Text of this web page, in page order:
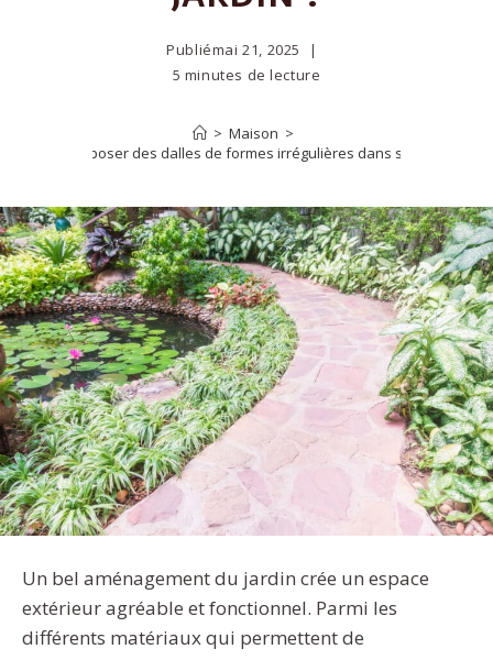
Publiémai 21, 2025
5 minutes de lecture
> Maison >
Comment poser des dalles de formes irrégulières dans son jardin ?
Un bel aménagement du jardin crée un espace
extérieur agréable et fonctionnel. Parmi les
différents matériaux qui permettent de